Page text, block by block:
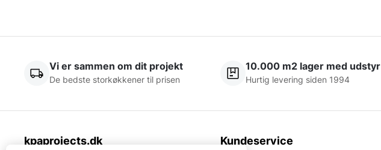
Vi er sammen om dit projekt
De bedste storkøkkener til prisen
10.000 m2 lager med udstyr
Hurtig levering siden 1994
kpaprojects.dk Kundeservice